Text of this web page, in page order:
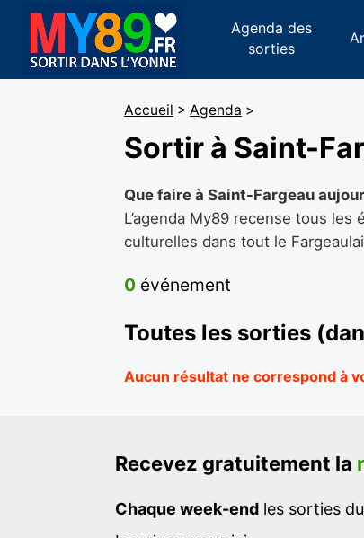
Agenda des
sorties
Accueil > Agenda >
Sortir à Saint-
Que faire à Saint-Fargeau
L’agenda My89 recense tous
culturelles dans tout le
0 événement
Toutes les sorties
Aucun résultat ne correspond à
Recevez gratuitement la
Chaque week-end les sorties